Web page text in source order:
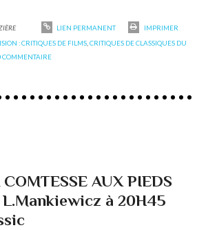
LIEN PERMANENT
IMPRIMER
: CRITIQUES DE FILMS ,CRITIQUES DE CLASSIQUES DU
COMMENTAIRE
AUX PIEDS
L.Mankiewicz à 20H45